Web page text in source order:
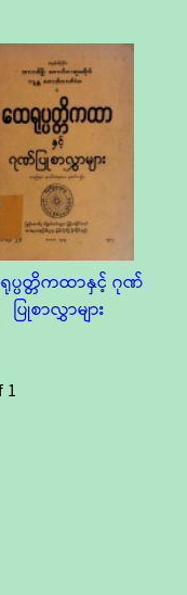
ပ္ပတ္တိကထာနှင့် ဂုဏ်
ပြုစာလွှာများ
1